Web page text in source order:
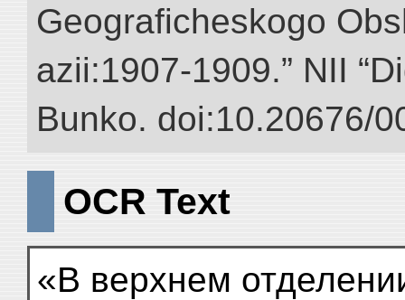
Geograficheskogo
azii:1907-1909.” NII
Bunko. doi:10.20676/
OCR Text
«В верхнем